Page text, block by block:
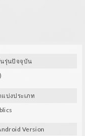
at them. When they move,
run away. Do not turn your
นรุ่นปัจจุบัน
แบ่งประเภท
Version